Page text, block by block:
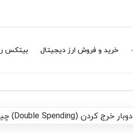
خرید و فروش ارز دیجیتال بیتکس
دوبار خرج کردن (Double Spending) چیست؟